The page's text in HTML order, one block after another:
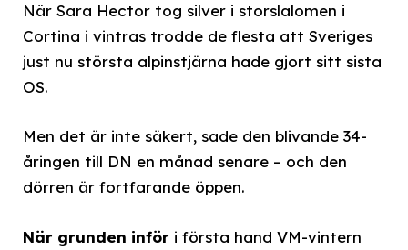
När Sara Hector tog silver i storslalomen i
Cortina i vintras trodde de flesta att Sveriges
just nu största alpinstjärna hade gjort sitt sista
OS.
Men det är inte säkert, sade den blivande 34-
åringen till DN en månad senare – och den
dörren är fortfarande öppen.
När grunden inför i första hand VM-vintern